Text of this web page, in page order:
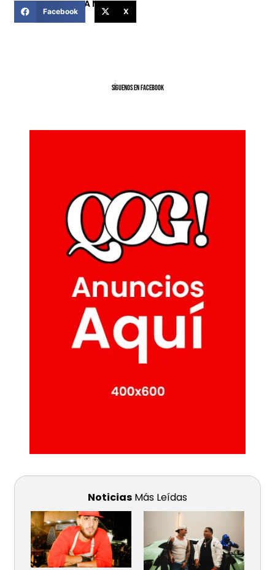
COMPARTIR ESTA NOTICIA
Facebook X
SíGUENOS EN FACEBOOK
Noticias Más Leídas